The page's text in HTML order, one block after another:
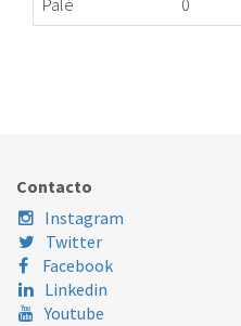
Palé
0
ELECTROLUX
Contacto
Instagram
Twitter
Facebook
Linkedin
Youtube